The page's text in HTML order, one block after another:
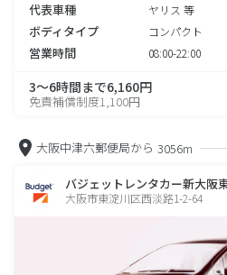
代表車種 ヤリス 等
ボディタイプ コンパクト
営業時間 08:00-22:00
3～6時間まで6,160円
免責補償制度1,100円
大阪中津六郵便局から 3056m
バジェットレンタカー新大阪
大阪市東淀川区西淡路1-2-64